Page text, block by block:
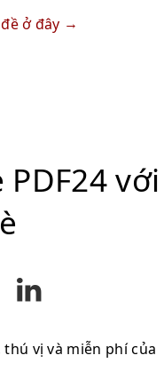
ở đây
với
vị và miễn phí của